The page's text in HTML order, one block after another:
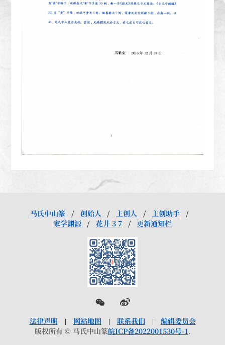
马氏中山篆 创始人 主创人
主创助手
家学渊源
花井 3 7 更新通知栏
法律声明 网站地图 联系我们
编辑委员会
版权所有 © 马氏中山篆皖ICP备2022001530号-1.